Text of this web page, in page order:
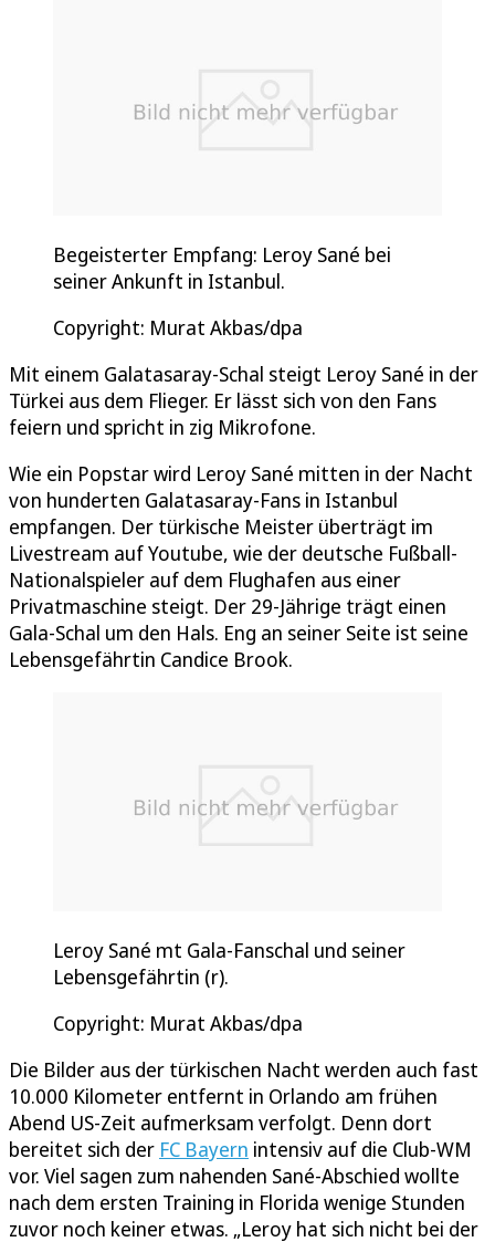
Begeisterter Empfang: Leroy Sané bei
seiner Ankunft in Istanbul.
Copyright: Murat Akbas/dpa
Mit einem Galatasaray-Schal steigt Leroy Sané in der
Türkei aus dem Flieger. Er lässt sich von den Fans
feiern und spricht in zig Mikrofone.
Wie ein Popstar wird Leroy Sané mitten in der Nacht
von hunderten Galatasaray-Fans in Istanbul
empfangen. Der türkische Meister überträgt im
Livestream auf Youtube, wie der deutsche Fußball-
Nationalspieler auf dem Flughafen aus einer
Privatmaschine steigt. Der 29-Jährige trägt einen
Gala-Schal um den Hals. Eng an seiner Seite ist seine
Lebensgefährtin Candice Brook.
Leroy Sané mt Gala-Fanschal und seiner
Lebensgefährtin (r).
Copyright: Murat Akbas/dpa
Die Bilder aus der türkischen Nacht werden auch fast
10.000 Kilometer entfernt in Orlando am frühen
Abend US-Zeit aufmerksam verfolgt. Denn dort
bereitet sich der FC Bayern intensiv auf die Club-WM
vor. Viel sagen zum nahenden Sané-Abschied wollte
nach dem ersten Training in Florida wenige Stunden
zuvor noch keiner etwas. „Leroy hat sich nicht bei der